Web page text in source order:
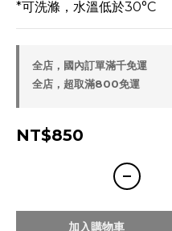
*可洗滌，水溫低於30°C
全店，國內訂單滿千免運
全店，超取滿800免運
NT$850
加入購物車